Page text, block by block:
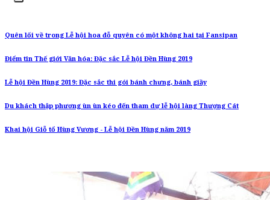
Quên lối về trong Lễ hội hoa đỗ quyên có một không hai tại Fansipan
Điểm tin Thế giới Văn hóa: Đặc sắc Lễ hội Đền Hùng 2019
Lễ hội Đền Hùng 2019: Đặc sắc thi gói bánh chưng, bánh giầy
Du khách thập phương ùn ùn kéo đến tham dự lễ hội làng Thượng Cát
Khai hội Giỗ tổ Hùng Vương - Lễ hội Đền Hùng năm 2019